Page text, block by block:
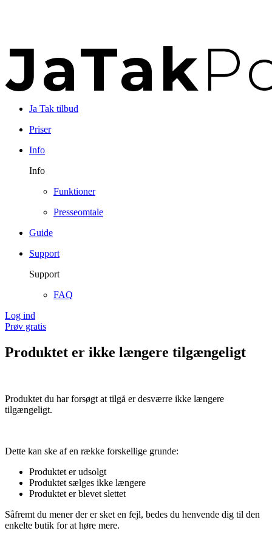
Ja Tak tilbud
Priser
Info
Info
Funktioner
Presseomtale
Guide
Support
Support
FAQ
Log ind
Prøv gratis
Produktet er ikke længere tilgængeligt
Produktet du har forsøgt at tilgå er desværre ikke længere
tilgængeligt.
Dette kan ske af en række forskellige grunde:
Produktet er udsolgt
Produktet sælges ikke længere
Produktet er blevet slettet
Såfremt du mener der er sket en fejl, bedes du henvende dig til den
enkelte butik for at høre mere.